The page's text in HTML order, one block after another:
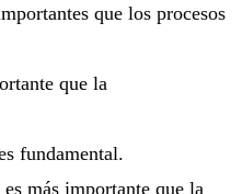
que los procesos
que la
fundamental.
más importante que la